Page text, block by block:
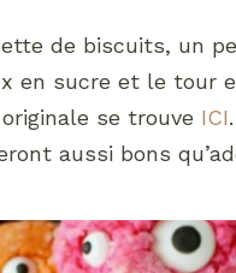
de biscuits, un
en sucre et le tour
se trouve ICI
aussi bons